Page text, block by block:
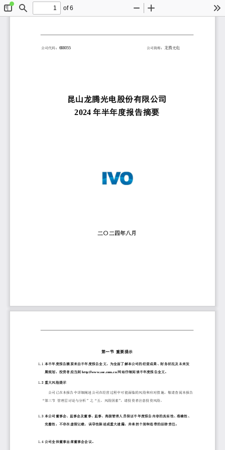
ToggleFind
of 6
Zoom
公司代码： 688055 公司简称：龙腾光电
昆山龙腾光电股份有限公司
2024 年半年度报告摘要
二〇二四年八 月
第一节 重要提示
1.1 本半年度报告摘要来自半年度报告全文，为全面了解本公司的经营成果、财务状况及未来发
展规划，投资者应当到 http://www.sse.com.cn 网站仔细阅读半年度报告全文。
1.2 重大风险提示
公司已在本报告中详细阐述公司在经营过程中可能面临的风险和应对措施，敬请查阅本报告
第三节 管理层讨论与分析”之“ 五 、风险因素”，请投资者注意投资风险。
1.3 本公司董事会、监事会及董事、监事、高级管理人员保证半年度报告内容的真实性、准确性、
完整性 ，不存在虚假记载、误导性陈述或重大遗漏，并承担个别和连带的法律责任。
1.4 公司全体董事出席董事会会议。